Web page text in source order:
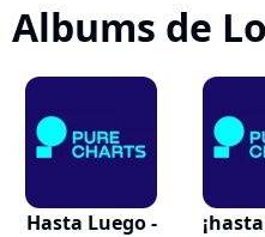
Albums de
Hasta Luego -